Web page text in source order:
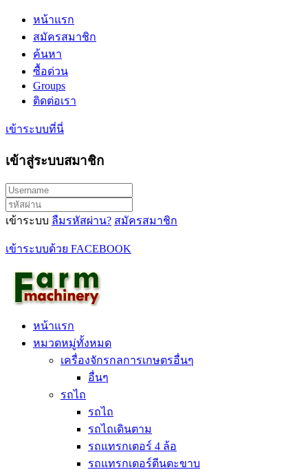
หน้าแรก
สมัครสมาชิก
ค้นหา
ซื้อด่วน
Groups
ติดต่อเรา
เข้าระบบที่นี่
เข้าสู่ระบบสมาชิก
เข้าระบบ ลืมรหัสผ่าน? สมัครสมาชิก
เข้าระบบด้วย FACEBOOK
หน้าแรก
หมวดหมู่ทั้งหมด
เครื่องจักรกลการเกษตรอื่นๆ
อื่นๆ
รถไถ
รถไถ
รถไถเดินตาม
รถแทรกเตอร์ 4 ล้อ
รถแทรกเตอร์ตีนตะขาบ